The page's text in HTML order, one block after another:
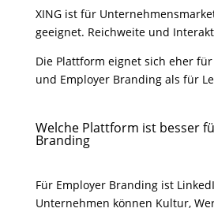
XING ist für
geeignet. Reichweite und
Die Plattform eignet sich eher
und Employer Branding als für
Welche Plattform ist besser
Branding
Für Employer Branding ist
Unternehmen können Kultur,